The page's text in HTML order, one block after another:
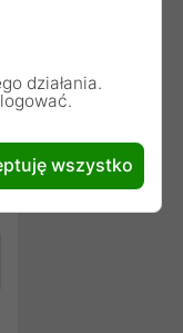
działania.
wszystko